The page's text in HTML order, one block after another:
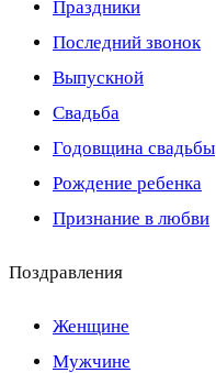
Праздники
Последний звонок
Выпускной
Свадьба
Годовщина свадьбы
Рождение ребенка
Признание в любви
Поздравления
Женщине
Мужчине